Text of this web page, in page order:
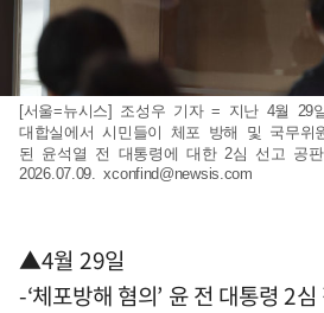
[서울=뉴시스] 조성우 기자 = 지난 4월 29
대합실에서 시민들이 체포 방해 및 국무위
된 윤석열 전 대통령에 대한 2심 선고 공
2026.07.09.xconfind@newsis.com
▲4월 29일
-‘체포방해 혐의’ 윤 전 대통령 2